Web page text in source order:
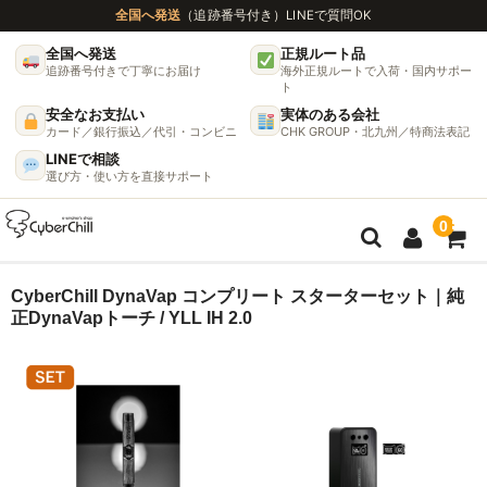
全国へ発送 （追跡番号付き） LINEで質問OK
全国へ発送
追跡番号付きで丁寧にお届け
正規ルート品
海外正規ルートで入荷・国内サポー
ト
安全なお支払い
カード／銀行振込／代引・コンビニ
実体のある会社
CHK GROUP・北九州／特商法表記
LINEで相談
選び方・使い方を直接サポート
0
ガイド
DynaVap完全ガイド
グラインダー完全ガイド
挽き方で味が変わる理由
CyberChill DynaVap コンプリート スターターセット｜純
正DynaVapトーチ / YLL IH 2.0